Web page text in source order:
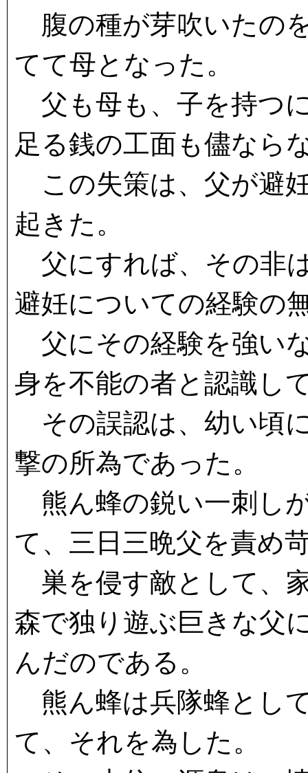
腹の種が芽吹いたの
てて母となった。
父も母も、子を持つ
足る銭の工面も儘な
この失策は、父が避
起きた。
父にすれば、その非
避妊についての経験の
父にその経験を強い
身を不能の者と認識し
その誤認は、幼い頃
撃の所為であった。
熊ん蜂の鋭い一刺し
て、三日三晩父を責め
巣を侵す敵として、
森で独り遊ぶ巨きな父
んだのである。
熊ん蜂は兵隊蜂とし
て、それを為した。